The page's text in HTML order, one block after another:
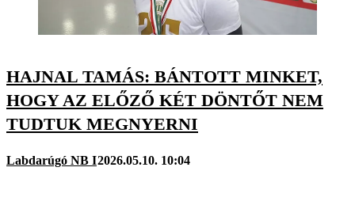
HAJNAL TAMÁS: BÁNTOTT MINKET,
HOGY AZ ELŐZŐ KÉT DÖNTŐT NEM
TUDTUK MEGNYERNI
Labdarúgó NB I2026.05.10. 10:04